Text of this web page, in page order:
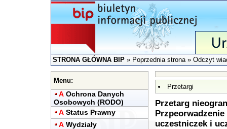
STRONA GŁÓWNA BIP»Poprzednia strona» Odczyt
Menu:
A Ochrona Danych
Osobowych (RODO)
A Status Prawny
A Wydziały
Przetargi
Przetarg
uczestniczek i